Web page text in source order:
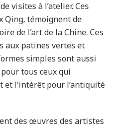
visites à l’atelier. Ces
Qing, témoignent de
de l’art de la Chine. Ces
aux patines vertes et
simples sont aussi
tous ceux qui
l’intérêt pour l’antiquité
des œuvres des artistes